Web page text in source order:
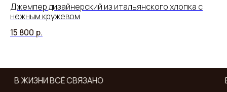
Джемпер дизайнерский из итальянского хлопка с
нежным кружевом
15 800 р.
В ЖИЗНИ ВСЁ СВЯЗАНО